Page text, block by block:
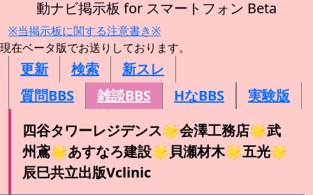
動ナビ掲示板 for スマートフォン Beta
※当掲示板に関する注意書き※
現在ベータ版でお送りしております。
更新 検索
新スレ
質問BBS
雑談BBS HなBBS
実験版
四谷タワーレジデンス🌟会澤工務店🌟武
州鳶🌟あすなろ建設🌟貝瀬材木🌟五光🌟
辰巳共立出版Vclinic